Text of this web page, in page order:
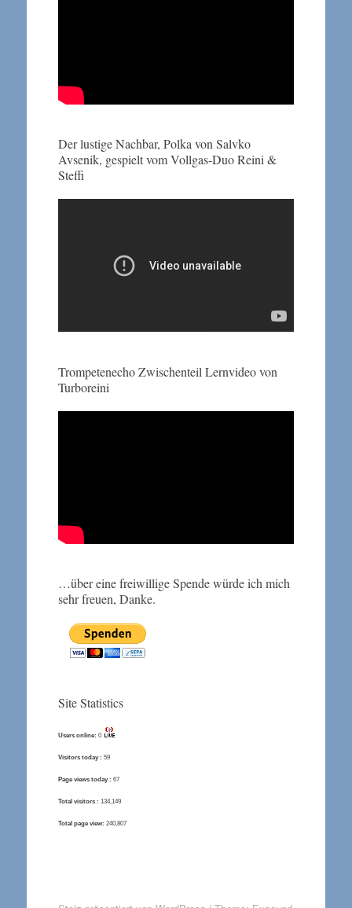
Der lustige Nachbar, Polka von Salvko
Avsenik, gespielt vom Vollgas-Duo Reini &
Steffi
Trompetenecho Zwischenteil Lernvideo von
Turboreini
…über eine freiwillige Spende würde ich mich
sehr freuen, Danke.
Site Statistics
Users online: 0
Visitors today : 59
Page views today : 67
Total visitors : 134,149
Total page view: 240,807